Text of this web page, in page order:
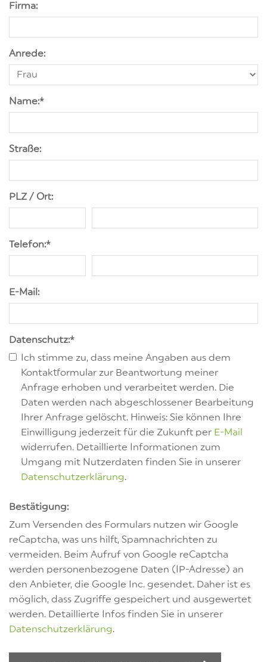
Firma:
Anrede:
Name:*
Straße:
PLZ / Ort:
Telefon:*
E-Mail:
Datenschutz:*
Ich stimme zu, dass meine Angaben aus dem
Kontaktformular zur Beantwortung meiner
Anfrage erhoben und verarbeitet werden. Die
Daten werden nach abgeschlossener Bearbeitung
Ihrer Anfrage gelöscht. Hinweis: Sie können Ihre
Einwilligung jederzeit für die Zukunft per E-Mail
widerrufen. Detaillierte Informationen zum
Umgang mit Nutzerdaten finden Sie in unserer
Datenschutzerklärung.
Bestätigung:
Zum Versenden des Formulars nutzen wir Google
reCaptcha, was uns hilft, Spamnachrichten zu
vermeiden. Beim Aufruf von Google reCaptcha
werden personenbezogene Daten (IP-Adresse) an
den Anbieter, die Google Inc. gesendet. Daher ist es
möglich, dass Zugriffe gespeichert und ausgewertet
werden. Detaillierte Infos finden Sie in unserer
Datenschutzerklärung.